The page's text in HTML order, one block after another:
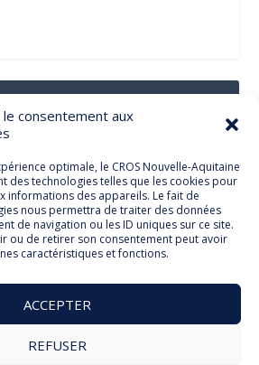
consentement aux
optimale, le CROS Nouvelle-Aquitaine
des technologies telles que les cookies pour
informations des appareils. Le fait de
nous permettra de traiter des données
de navigation ou les ID uniques sur ce site.
ou de retirer son consentement peut avoir
caractéristiques et fonctions.
ACCEPTER
REFUSER
Facebook